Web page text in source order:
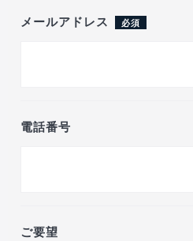
メールアドレス 必須
電話番号
ご要望